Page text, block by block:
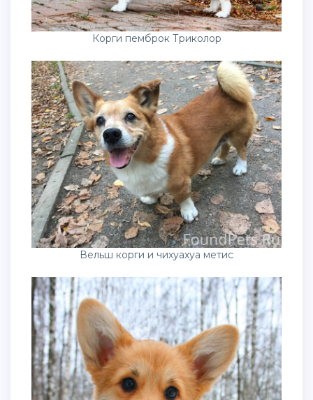
Корги пемброк Триколор
Вельш корги и чихуахуа метис